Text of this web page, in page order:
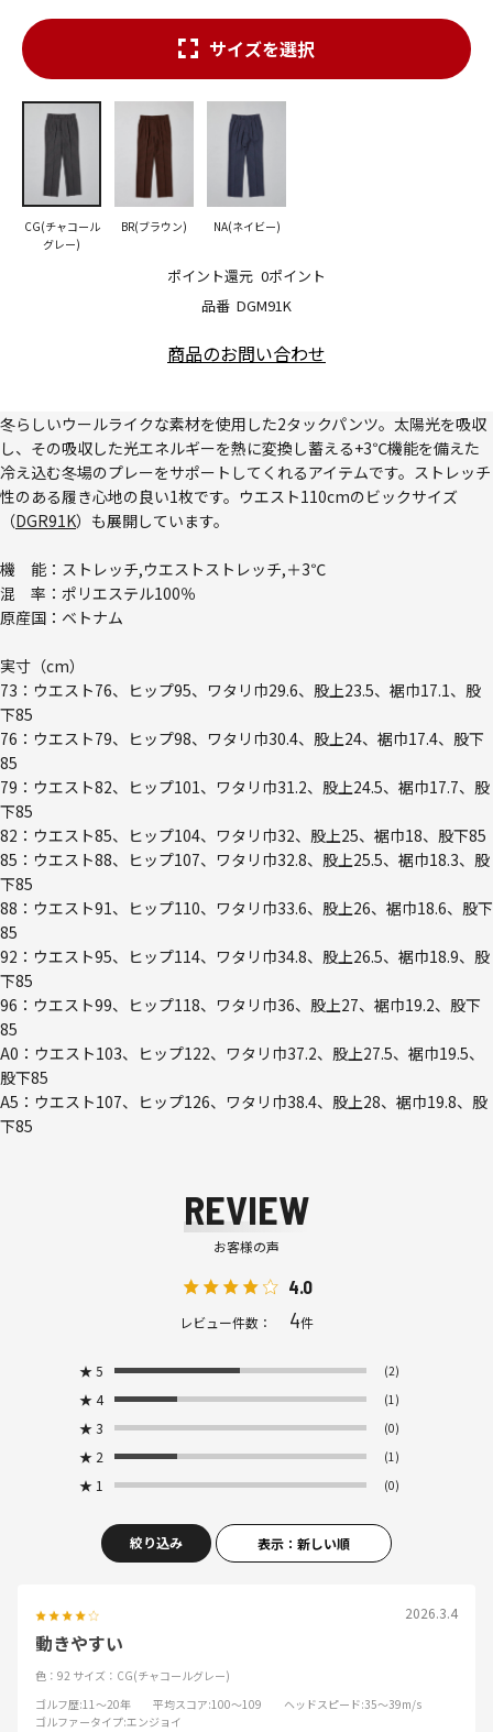
品番 DGM91K
ポイント還元 0ポイント
サイズを選択
CG(チャコール
グレー)
BR(ブラウン) NA(ネイビー)
商品のお問い合わせ
冬らしいウールライクな素材を使用した2タックパンツ。太陽光を吸収
し、その吸収した光エネルギーを熱に変換し蓄える+3℃機能を備えた
冷え込む冬場のプレーをサポートしてくれるアイテムです。ストレッチ
性のある履き心地の良い1枚です。ウエスト110cmのビックサイズ
（DGR91K）も展開しています。
機 能：ストレッチ,ウエストストレッチ,＋3℃
混 率：ポリエステル100％
原産国：ベトナム
実寸（cm）
73：ウエスト76、ヒップ95、ワタリ巾29.6、股上23.5、裾巾17.1、股
下85
76：ウエスト79、ヒップ98、ワタリ巾30.4、股上24、裾巾17.4、股下
85
79：ウエスト82、ヒップ101、ワタリ巾31.2、股上24.5、裾巾17.7、股
下85
82：ウエスト85、ヒップ104、ワタリ巾32、股上25、裾巾18、股下85
85：ウエスト88、ヒップ107、ワタリ巾32.8、股上25.5、裾巾18.3、股
下85
88：ウエスト91、ヒップ110、ワタリ巾33.6、股上26、裾巾18.6、股下
85
92：ウエスト95、ヒップ114、ワタリ巾34.8、股上26.5、裾巾18.9、股
下85
96：ウエスト99、ヒップ118、ワタリ巾36、股上27、裾巾19.2、股下
85
A0：ウエスト103、ヒップ122、ワタリ巾37.2、股上27.5、裾巾19.5、
股下85
A5：ウエスト107、ヒップ126、ワタリ巾38.4、股上28、裾巾19.8、股
下85
REVIEW
お客様の声
4.0
レビュー件数： 4件
★ 5 (2)
★ 4 (1)
★ 3 (0)
★ 2 (1)
★ 1 (0)
絞り込み 表示：新しい順
2026.3.4
動きやすい
色：92 サイズ：CG(チャコールグレー)
ゴルフ歴:11～20年 平均スコア:100～109 ヘッドスピード:35～39m/s
ゴルファータイプ:エンジョイ